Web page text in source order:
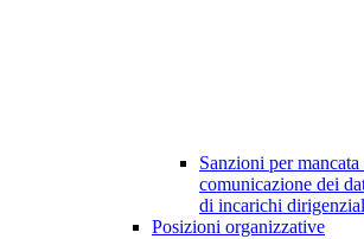
Sanzioni per
comunicazione dei
di incarichi
Posizioni organizzative